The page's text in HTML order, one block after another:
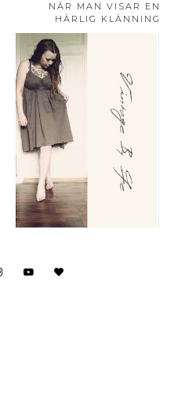
NÄR MAN VISAR EN
HÄRLIG KLÄNNING